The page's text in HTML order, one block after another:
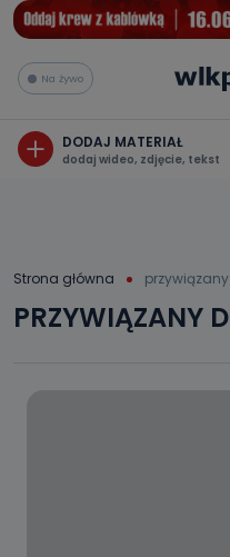
Na żywo
DODAJ MATERIAŁ
dodaj wideo, zdjęcie, tekst
Strona główna
PRZYWIĄZANY